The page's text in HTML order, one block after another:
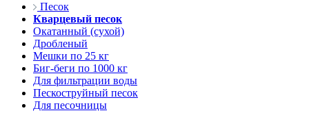
Песок
Кварцевый песок
Окатанный (сухой)
Дробленый
Мешки по 25 кг
Биг-беги по 1000 кг
Для фильтрации воды
Пескоструйный песок
Для песочницы